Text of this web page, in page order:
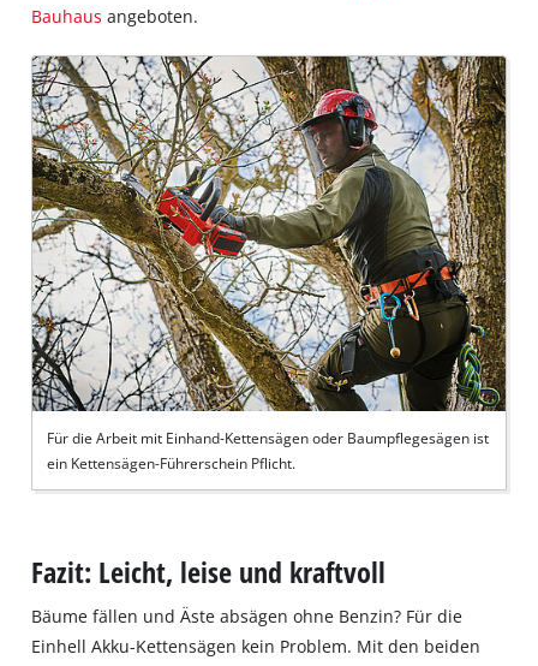
Bauhaus angeboten.
Für die Arbeit mit Einhand-Kettensägen oder Baumpflegesägen ist
ein Kettensägen-Führerschein Pflicht.
Fazit: Leicht, leise und kraftvoll
Bäume fällen und Äste absägen ohne Benzin? Für die
Einhell Akku-Kettensägen kein Problem. Mit den beiden